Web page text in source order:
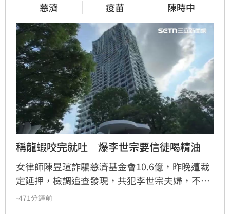
慈濟 疫苗 陳時中
稱龍蝦咬完就吐　爆李世宗要信徒喝精油
女律師陳昱瑄詐騙慈濟基金會10.6億，昨晚遭裁
定延押，檢調追查發現，共犯李世宗夫婦，不只
把上億元豪宅「天空樹」當成私人金庫，同時還
-471分鐘前